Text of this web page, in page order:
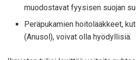
muodostavat fyysisen suojan
Peräpukamien hoitolääkkeet,
(Anusol), voivat olla hyödyllisiä.